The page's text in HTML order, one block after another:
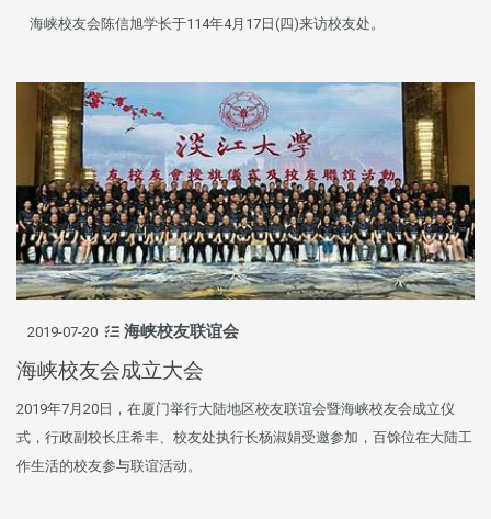
海峡校友会陈信旭学长于114年4月17日(四)来访校友处。
2019-07-20 海峡校友联谊会
海峡校友会成立大会
2019年7月20日，在厦门举行大陆地区校友联谊会暨海峡校友会成立仪
式，行政副校长庄希丰、校友处执行长杨淑娟受邀参加，百馀位在大陆工
作生活的校友参与联谊活动。